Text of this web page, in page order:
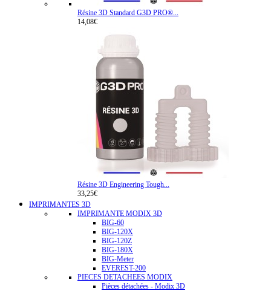
Résine 3D Standard G3D PRO®...
14,08€
Résine 3D Engineering Tough...
33,25€
IMPRIMANTES 3D
IMPRIMANTE MODIX 3D
BIG-60
BIG-120X
BIG-120Z
BIG-180X
BIG-Meter
EVEREST-200
PIECES DETACHEES MODIX
Pièces détachées - Modix 3D